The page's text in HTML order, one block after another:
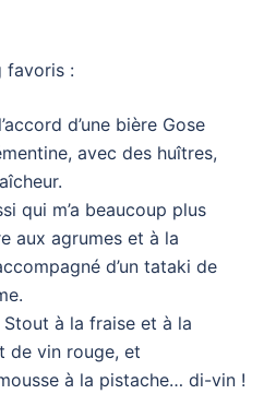
favoris :
d’une bière Gose
avec des huîtres,
qui m’a beaucoup plus
aux agrumes et à la
d’un tataki de
à la fraise et à la
de vin rouge, et
à la pistache… di-vin !